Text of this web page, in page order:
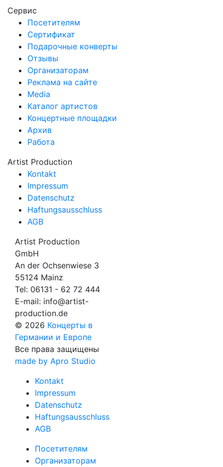
Сервис
Посетителям
Сертификат
Подарочные конверты
Отзывы
Организаторам
Реклама на сайте
Media
Каталог артистов
Концертные площадки
Архив
Работа
Artist Production
Kontakt
Impressum
Datenschutz
Haftungsausschluss
AGB
Artist Production
GmbH
An der Ochsenwiese 3
55124 Mainz
Tel: 06131 - 62 72 444
E-mail: info@artist-
production.de
© 2026 Концерты в
Германии и Европе
Все права защищены
made by Apro Studio
Kontakt
Impressum
Datenschutz
Haftungsausschluss
AGB
Посетителям
Организаторам